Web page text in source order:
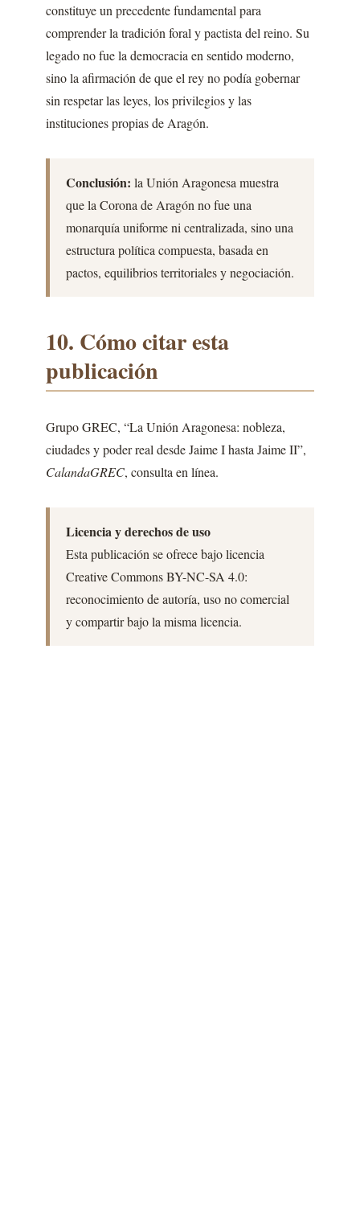
constituye un precedente fundamental para
comprender la tradición foral y pactista del reino. Su
legado no fue la democracia en sentido moderno,
sino la afirmación de que el rey no podía gobernar
sin respetar las leyes, los privilegios y las
instituciones propias de Aragón.
Conclusión: la Unión Aragonesa muestra
que la Corona de Aragón no fue una
monarquía uniforme ni centralizada, sino una
estructura política compuesta, basada en
pactos, equilibrios territoriales y negociación.
10. Cómo citar esta
publicación
Grupo GREC, “La Unión Aragonesa: nobleza,
ciudades y poder real desde Jaime I hasta Jaime II”,
CalandaGREC, consulta en línea.
Licencia y derechos de uso
Esta publicación se ofrece bajo licencia
Creative Commons BY-NC-SA 4.0:
reconocimiento de autoría, uso no comercial
y compartir bajo la misma licencia.